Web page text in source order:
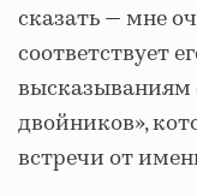
сказать — мне
соответствует
двойников»,
встречи от